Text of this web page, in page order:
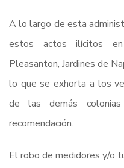
A lo largo de esta
estos actos ilícitos
Pleasanton, Jardines de
lo que se exhorta a los
de las demás
recomendación.
El robo de medidores y/o